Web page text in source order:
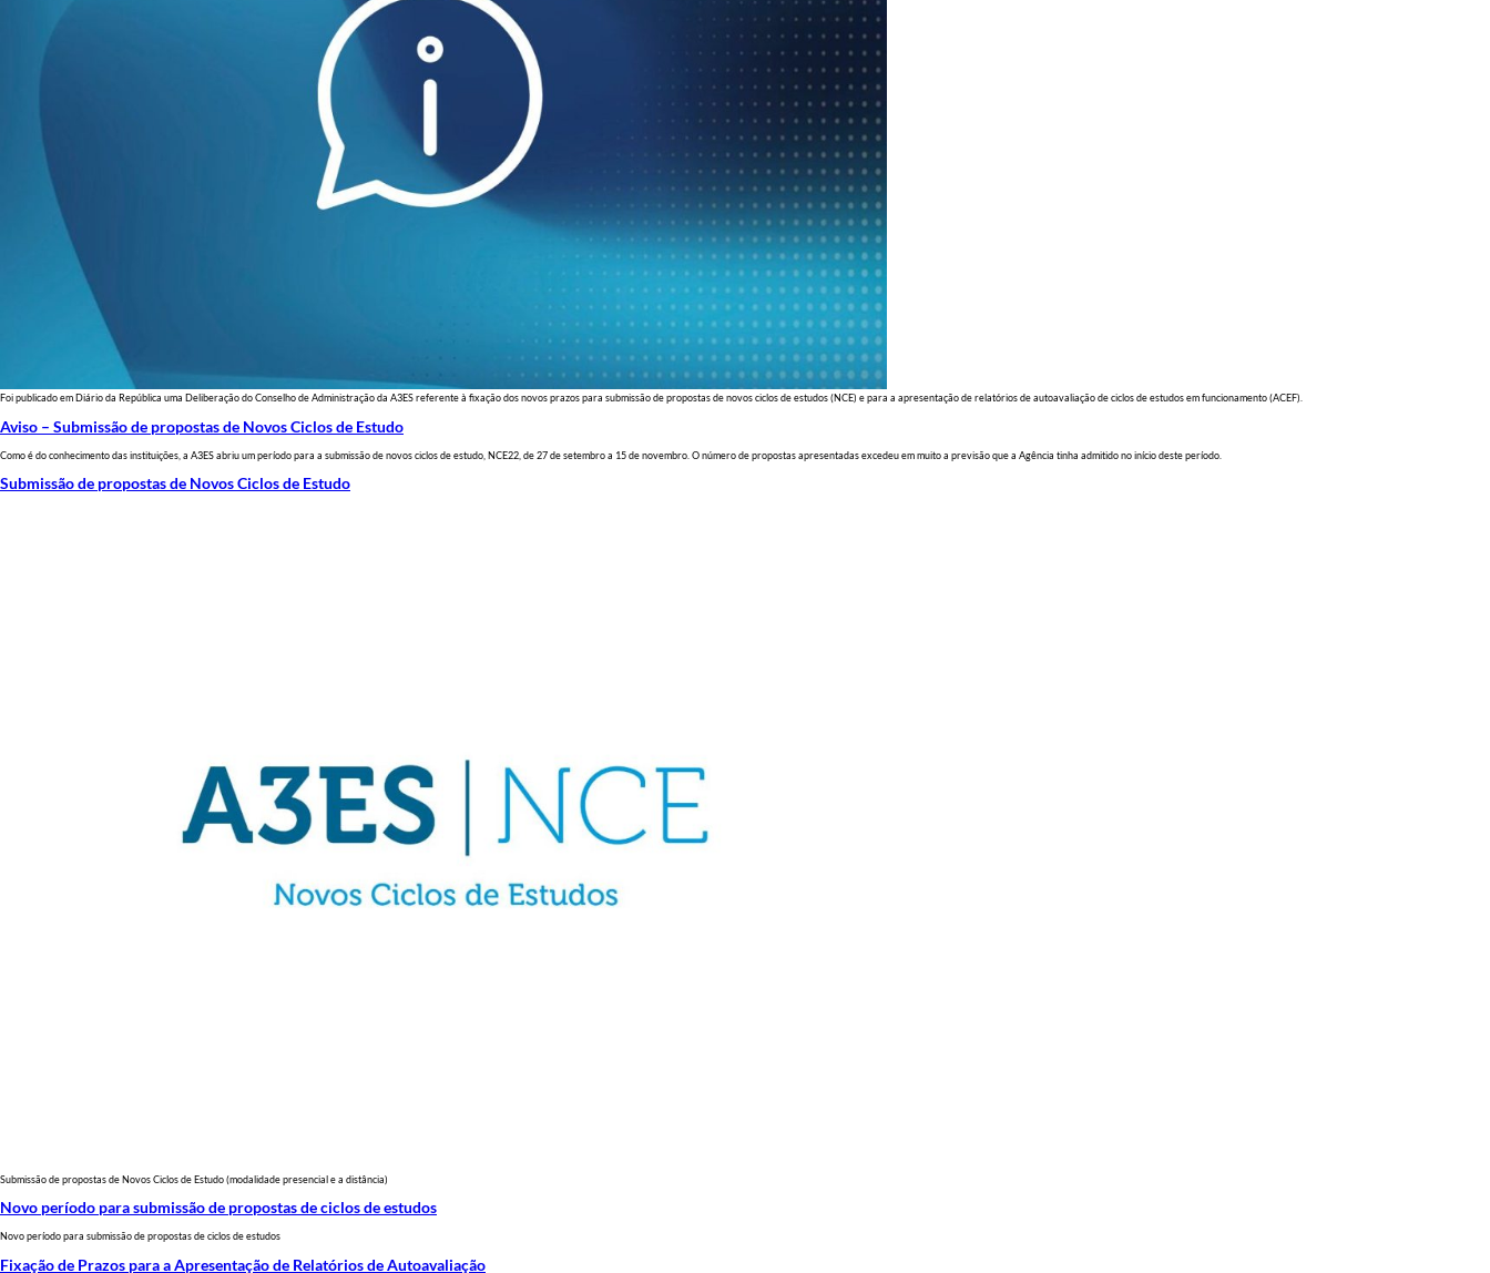
Foi publicado em Diário da República uma Deliberação do Conselho de Administração da A3ES referente à fixação dos novos prazos para submissão de propostas de novos ciclos de estudos (NCE) e para a apresentação de relatórios de autoavaliação de ciclos de estudos em funcionamento (ACEF).
Aviso – Submissão de propostas de Novos Ciclos de Estudo
Como é do conhecimento das instituições, a A3ES abriu um período para a submissão de novos ciclos de estudo, NCE22, de 27 de setembro a 15 de novembro. O número de propostas apresentadas excedeu em muito a previsão que a Agência tinha admitido no início deste período.
Submissão de propostas de Novos Ciclos de Estudo
Submissão de propostas de Novos Ciclos de Estudo (modalidade presencial e a distância)
Novo período para submissão de propostas de ciclos de estudos
Novo período para submissão de propostas de ciclos de estudos
Fixação de Prazos para a Apresentação de Relatórios de Autoavaliação